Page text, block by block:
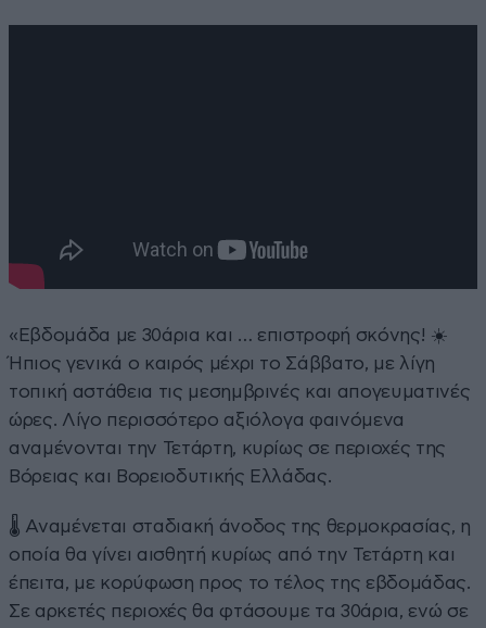
«Εβδομάδα με 30άρια και … επιστροφή σκόνης! ☀️
Ήπιος γενικά ο καιρός μέχρι το Σάββατο, με λίγη
τοπική αστάθεια τις μεσημβρινές και απογευματινές
ώρες. Λίγο περισσότερο αξιόλογα φαινόμενα
αναμένονται την Τετάρτη, κυρίως σε περιοχές της
Βόρειας και Βορειοδυτικής Ελλάδας.
🌡️ Αναμένεται σταδιακή άνοδος της θερμοκρασίας, η
οποία θα γίνει αισθητή κυρίως από την Τετάρτη και
έπειτα, με κορύφωση προς το τέλος της εβδομάδας.
Σε αρκετές περιοχές θα φτάσουμε τα 30άρια, ενώ σε